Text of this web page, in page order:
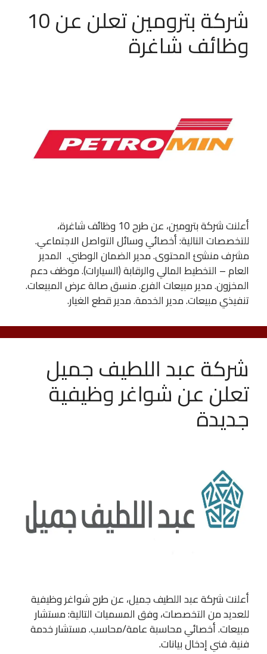
شركة بترومين تعلن عن 10
وظائف شاغرة
أعلنت شركة بترومين، عن طرح 10 وظائف شاغرة،
للتخصصات التالية: أخصائي وسائل التواصل الاجتماعي.
مشرف منشئ المحتوى. مدير الضمان الوطني. المدير
العام – التخطيط المالي والرقابة (السيارات). موظف دعم
المخزون. مدير مبيعات الفرع. منسق صالة عرض المبيعات.
تنفيذي مبيعات. مدير الخدمة. مدير قطع الغيار.
شركة عبد اللطيف جميل
تعلن عن شواغر وظيفية
جديدة
أعلنت شركة عبد اللطيف جميل، عن طرح شواغر وظيفية
للعديد من التخصصات، وفق المسميات التالية: مستشار
مبيعات. أخصائي محاسبة عامة/محاسب. مستشار خدمة
فنية. فني إدخال بيانات.